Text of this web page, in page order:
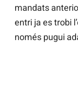
mandats
entri ja es trobi
només pugui